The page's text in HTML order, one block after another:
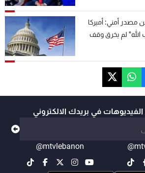
مصدر أمني: أميركا
الله" لم يخرق وقف
الفيديوهات في بريدك الالكتروني
@mtvlebanon